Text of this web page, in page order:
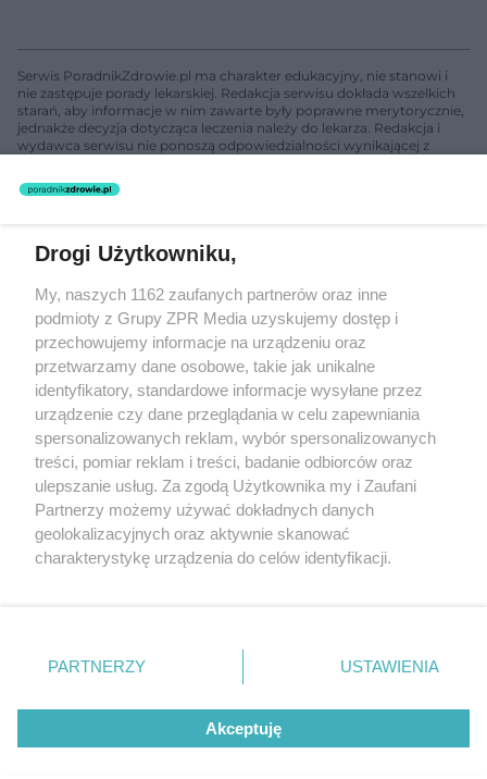
Serwis PoradnikZdrowie.pl ma charakter edukacyjny, nie stanowi i
nie zastępuje porady lekarskiej. Redakcja serwisu dokłada wszelkich
starań, aby informacje w nim zawarte były poprawne merytorycznie,
jednakże decyzja dotycząca leczenia należy do lekarza. Redakcja i
wydawca serwisu nie ponoszą odpowiedzialności wynikającej z
nie prowadzi działalności leczniczej polegającej na udzielaniu
świadczeń zdrowotnych w rozumieniu art. 3 ust 1 ustawy o
Żaden utwór zamieszczony w serwisie nie może być powielany i
rozpowszechniany lub dalej rozpowszechniany w jakikolwiek sposób
(w tym także elektroniczny lub mechaniczny) na jakimkolwiek polu
eksploatacji w jakiejkolwiek formie, włącznie z umieszczaniem w
Internecie bez pisemnej zgody właściciela praw. Jakiekolwiek użycie
lub wykorzystanie utworów w całości lub w części z naruszeniem
prawa, tzn. bez właściwej zgody, jest zabronione pod groźbą kary i
może być ścigane prawnie.
O nas
Drogi Użytkowniku,
My, naszych 1162 zaufanych partnerów oraz inne
podmioty z Grupy ZPR Media uzyskujemy dostęp i
przechowujemy informacje na urządzeniu oraz
przetwarzamy dane osobowe, takie jak unikalne
identyfikatory, standardowe informacje wysyłane przez
urządzenie czy dane przeglądania w celu zapewniania
spersonalizowanych reklam, wybór spersonalizowanych
treści, pomiar reklam i treści, badanie odbiorców oraz
ulepszanie usług. Za zgodą Użytkownika my i Zaufani
Partnerzy możemy używać dokładnych danych
geolokalizacyjnych oraz aktywnie skanować
charakterystykę urządzenia do celów identyfikacji.
zmienić/wycofać klikając przycisk ustawień prywatności
znajdujący się w lewym dolnym rogu strony
rodzaje przetwarzania danych nie wymagają zgody
użytkownika, ale masz prawo sprzeciwić się takiemu
przetwarzaniu. Preferencje będą miały zastosowanie tylko
PARTNERZY USTAWIENIA
Akceptuję